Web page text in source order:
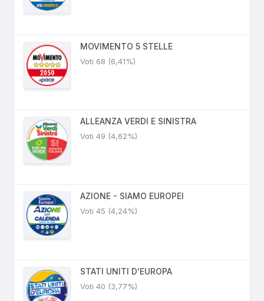
MOVIMENTO 5 STELLE
Voti 68 (6,41%)
ALLEANZA VERDI E SINISTRA
Voti 49 (4,62%)
AZIONE - SIAMO EUROPEI
Voti 45 (4,24%)
STATI UNITI D'EUROPA
Voti 40 (3,77%)